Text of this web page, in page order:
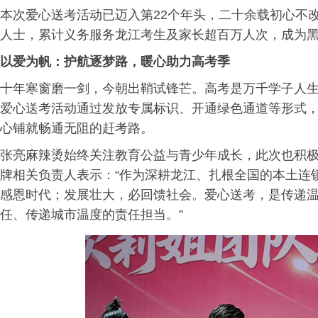
本次爱心送考活动已迈入第22个年头，二十余载初心不
人士，累计义务服务龙江考生及家长超百万人次，成为
以爱为帆：护航逐梦路，暖心助力高考季
十年寒窗磨一剑，今朝出鞘试锋芒。高考是万千学子人
爱心送考活动通过发放专属标识、开通绿色通道等形式
心铺就畅通无阻的赶考路。
张亮麻辣烫始终关注教育公益与青少年成长，此次也积
牌相关负责人表示：“作为深耕龙江、扎根全国的本土
感恩时代；发展壮大，必回馈社会。爱心送考，是传递
任、传递城市温度的责任担当。”